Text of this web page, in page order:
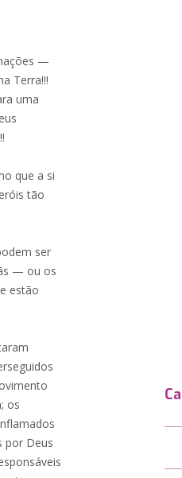
—
Terra!!!
uma
que a si
tão
ser
— ou os
estão
os
por Deus